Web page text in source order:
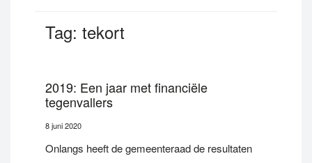
Tag: tekort
2019: Een jaar met financiële
tegenvallers
8 juni 2020
Onlangs heeft de gemeenteraad de resultaten